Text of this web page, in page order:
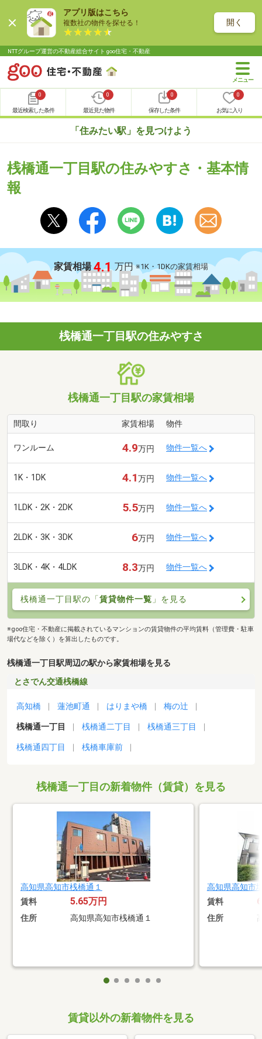
アプリ版はこちら
複数社の物件を探せる！ 開く
NTTグループ運営の不動産総合サイト goo住宅・不動産
0
最近検索した条件
0
最近見た物件
0
保存した条件
0
お気に入り
「住みたい駅」を見つけよう
桟橋通一丁目駅の住みやすさ・基本情
報
家賃相場 4.1 万円 ※1K・1DKの家賃相場
桟橋通一丁目駅の住みやすさ
桟橋通一丁目駅の家賃相場
間取り 家賃相場 物件
ワンルーム 4.9万円 物件一覧へ
1K・1DK 4.1万円 物件一覧へ
1LDK・2K・2DK 5.5万円 物件一覧へ
2LDK・3K・3DK 6万円 物件一覧へ
3LDK・4K・4LDK 8.3万円 物件一覧へ
桟橋通一丁目駅の「賃貸物件一覧 」を見る
※goo住宅・不動産に掲載されているマンションの賃貸物件の平均賃料（管理費・駐車
場代などを除く）を算出したものです。
桟橋通一丁目駅周辺の駅から家賃相場を見る
とさでん交通桟橋線
高知橋 蓮池町通 はりまや橋 梅の辻
桟橋通一丁目 桟橋通二丁目 桟橋通三丁目
桟橋通四丁目 桟橋車庫前
桟橋通一丁目の新着物件（賃貸）を見る
高知県高知市桟橋通１
賃料 5.65万円
住所 高知県高知市桟橋通１
高知県高知市
賃料
住所
賃貸以外の新着物件を見る